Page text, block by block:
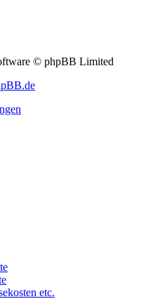
© phpBB Limited
etc.